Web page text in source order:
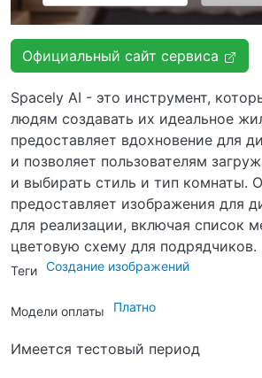
Официальный сайт сервиса
Spacely AI - это инструмент,
людям создавать их идеальное
предоставляет вдохновение для
и позволяет пользователям
и выбирать стиль и тип комнаты.
предоставляет изображения для
для реализации, включая список
цветовую схему для подрядчиков.
Теги Создание изображений
Модели оплаты Платно
Имеется тестовый период